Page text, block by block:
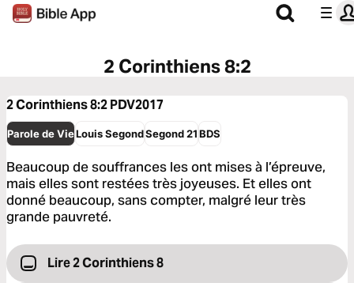
2 Corinthiens 8:2
2 Corinthiens 8:2PDV2017
Parole de VieLouis SegondSegond 21BDS
Beaucoup de souffrances les ont mises à l’épreuve,
mais elles sont restées très joyeuses. Et elles ont
donné beaucoup, sans compter, malgré leur très
grande pauvreté.
Lire 2 Corinthiens 8